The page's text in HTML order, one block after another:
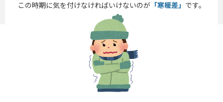
この時期に気を付けなければいけないのが「寒暖差」 です。